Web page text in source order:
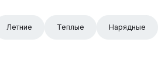
Летние Теплые Нарядные